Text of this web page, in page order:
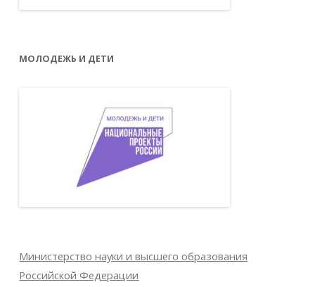
МОЛОДЕЖЬ И ДЕТИ
Министерство науки и высшего образования
Российской Федерации